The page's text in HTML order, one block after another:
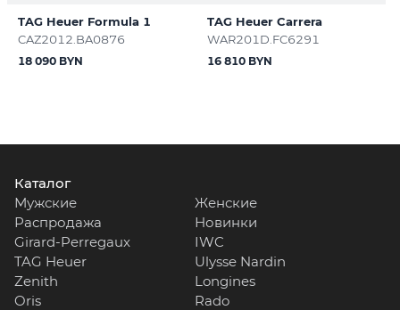
TAG Heuer Formula 1
CAZ2012.BA0876
18 090 BYN
TAG Heuer Carrera
WAR201D.FC6291
16 810 BYN
Каталог
Мужские
Женские
Распродажа
Новинки
Girard-Perregaux
IWC
TAG Heuer
Ulysse Nardin
Zenith
Longines
Oris
Rado